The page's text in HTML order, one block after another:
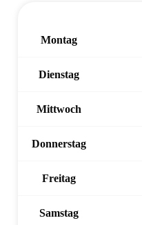
Montag
Dienstag
Mittwoch
Donnerstag
Freitag
Samstag